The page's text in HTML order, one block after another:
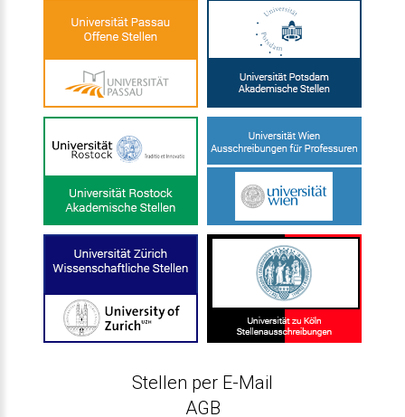
Stellen per E-Mail
AGB